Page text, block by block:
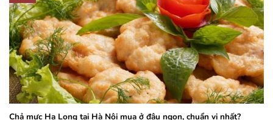
Chả mực Hạ Long tại Hà Nội mua ở đâu ngon, chuẩn vị nhất?